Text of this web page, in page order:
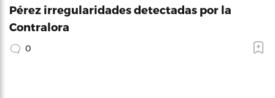
Pérez irregularidades detectadas por la
Contralora
0